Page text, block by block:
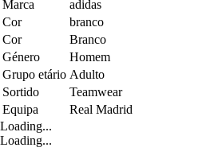
Marca
adidas
Cor
branco
Cor
Branco
Género
Homem
Grupo etário Adulto
Sortido
Teamwear
Equipa
Real Madrid
Loading...
Loading...